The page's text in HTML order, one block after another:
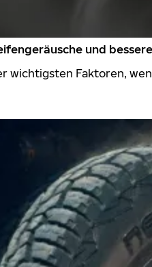
und
wichtigsten Faktoren,